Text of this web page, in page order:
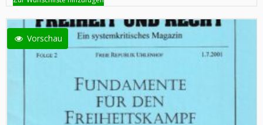
Vorschau